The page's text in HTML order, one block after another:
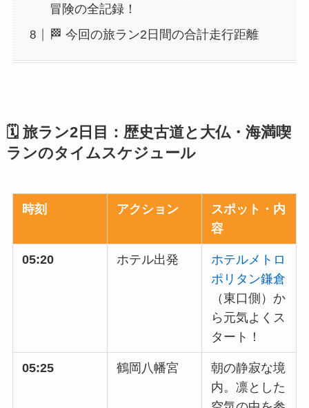
冒険の全記録！
🏁 今回の旅ラン2日間の合計走行距離
🗓️ 旅ラン2日目：歴史古道と大仏・海満喫
ランのタイムスケジュール
時刻 アクション
スポット・内
容
05:20 ホテル出発
ホテルメトロ
ポリタン鎌倉
（東口側）か
ら元気よくス
タート！
05:25 鶴岡八幡宮
朝の静寂な境
内。凛とした